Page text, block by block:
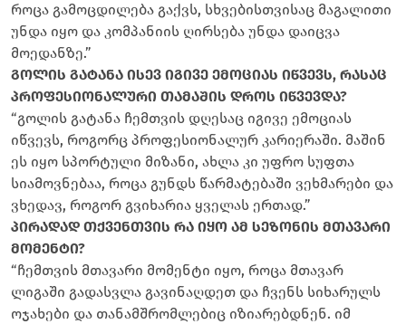
როცა გამოცდილება გაქვს, სხვებისთვისაც მაგალითი
უნდა იყო და კომპანიის ღირსება უნდა დაიცვა
მოედანზე.”
გოლის გატანა ისევ იგივე ემოციას იწვევს, რასაც
პროფესიონალური თამაშის დროს იწვევდა?
“გოლის გატანა ჩემთვის დღესაც იგივე ემოციას
იწვევს, როგორც პროფესიონალურ კარიერაში. მაშინ
ეს იყო სპორტული მიზანი, ახლა კი უფრო სუფთა
სიამოვნებაა, როცა გუნდს წარმატებაში ვეხმარები და
ვხედავ, როგორ გვიხარია ყველას ერთად.”
პირადად თქვენთვის რა იყო ამ სეზონის მთავარი
მომენტი?
“ჩემთვის მთავარი მომენტი იყო, როცა მთავარ
ლიგაში გადასვლა გავინაღდეთ და ჩვენს სიხარულს
ოჯახები და თანამშრომლებიც იზიარებდნენ. იმ